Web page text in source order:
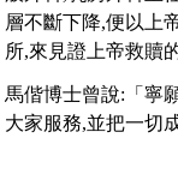
層不斷下降,便以上
所,來見證上帝救贖
馬偕博士曾說:「寧
大家服務,並把一切